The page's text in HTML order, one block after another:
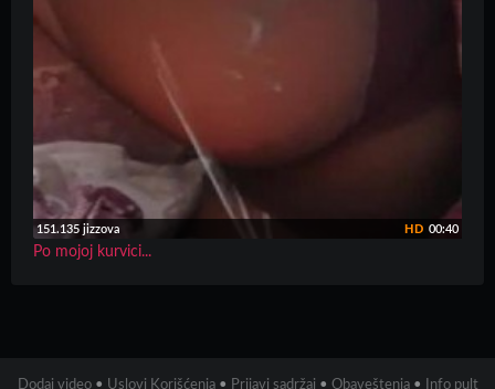
151.135 jizzova 00:40
HD
Po mojoj kurvici...
Dodaj video • Uslovi Korišćenja • Prijavi sadržaj • Obaveštenja • Info pult